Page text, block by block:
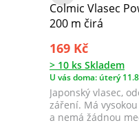
Colmic Vlasec
200 m čirá
169 Kč
> 10 ks Skladem
U vás doma: úterý
Japonský vlasec,
záření. Má
a nemá žádnou